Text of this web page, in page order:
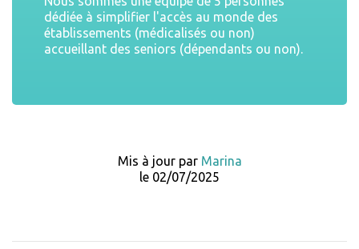
dédiée à simplifier l'accès au monde des
établissements (médicalisés ou non)
accueillant des seniors (dépendants ou non).
Mis à jour par Marina
le 02/07/2025